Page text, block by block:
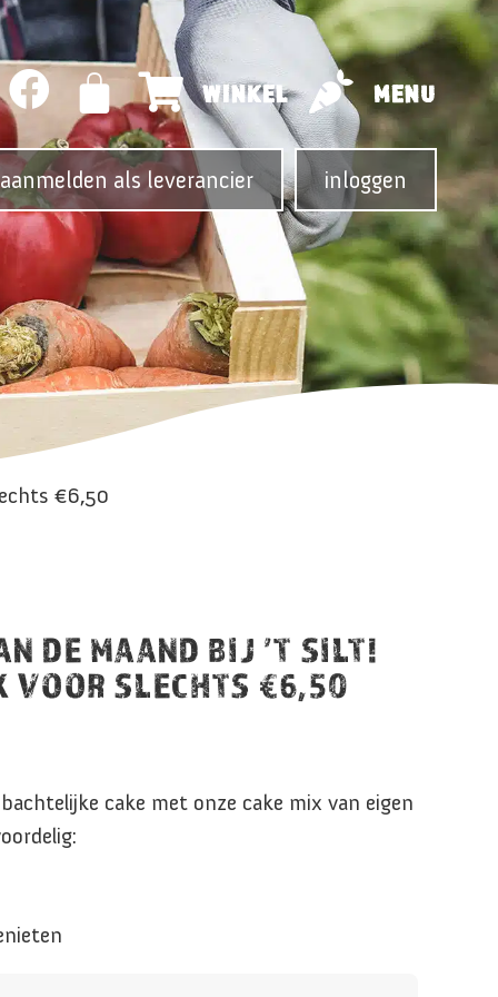
WINKEL MENU
aanmelden als leverancier inloggen
€6,50
DE MAAND BIJ ’T SILT!
VOOR SLECHTS €6,50
cake met onze cake mix van eigen